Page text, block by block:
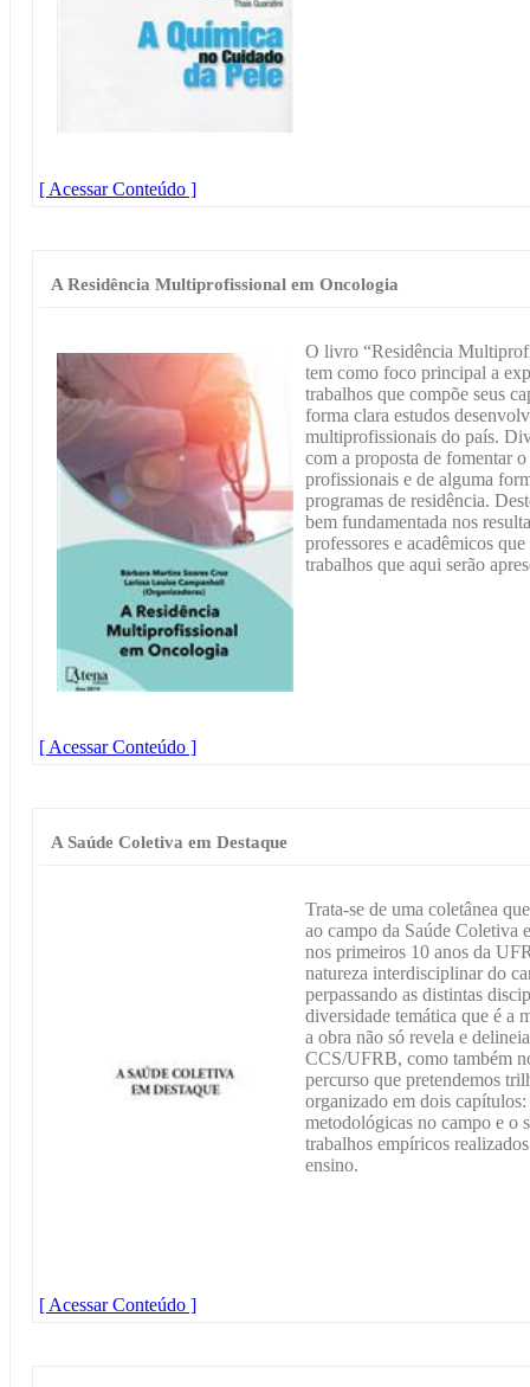
[ Acessar Conteúdo ]
A Residência Multiprofissional em Oncologia
O livro “Residência
tem como foco principal a
trabalhos que compõe seus
forma clara estudos
multiprofissionais do país.
com a proposta de fomentar
profissionais e de alguma
programas de residência.
bem fundamentada nos
professores e acadêmicos
trabalhos que aqui serão
[ Acessar Conteúdo ]
A Saúde Coletiva em Destaque
Trata-se de uma coletânea
ao campo da Saúde Coletiva
nos primeiros 10 anos da
natureza interdisciplinar do
perpassando as distintas
diversidade temática que é a
a obra não só revela e
CCS/UFRB, como também
percurso que pretendemos
organizado em dois
metodológicas no campo e o
trabalhos empíricos
ensino.
[ Acessar Conteúdo ]